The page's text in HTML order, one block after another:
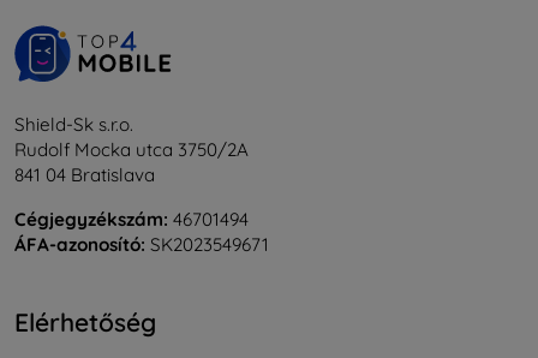
Shield-Sk s.r.o.
Rudolf Mocka utca 3750/2A
841 04 Bratislava
Cégjegyzékszám: 46701494
ÁFA-azonosító: SK2023549671
Elérhetőség